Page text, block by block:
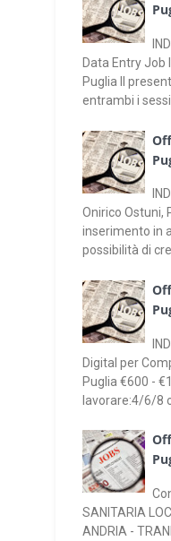
Data Entry Job
Puglia Il
entrambi i
Onirico Ostuni,
inserimento in
possibilità di
Digital per
Puglia €600 -
lavorare:4/6/8
SANITARIA
ANDRIA -